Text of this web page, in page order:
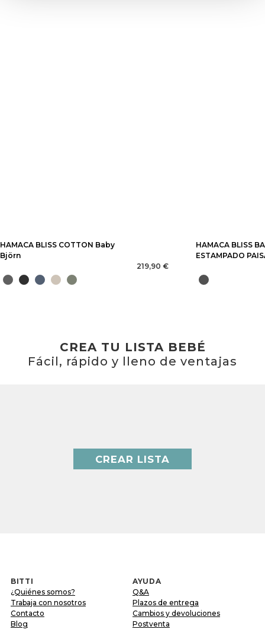
HAMACA BLISS COTTON Baby
Björn
219,90 €
HAMACA BLISS
ESTAMPADO
CREA TU LISTA BEBÉ
Fácil, rápido y lleno de ventajas
CREAR LISTA
BITTI
¿Quiénes somos?
Trabaja con nosotros
Contacto
Blog
AYUDA
Q&A
Plazos de entrega
Cambios y devoluciones
Postventa